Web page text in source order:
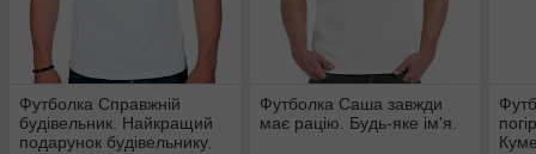
Футболка Справжній
будівельник. Найкращий
подарунок будівельнику.
Футболка Саша завжди
має рацію. Будь-яке ім'я.